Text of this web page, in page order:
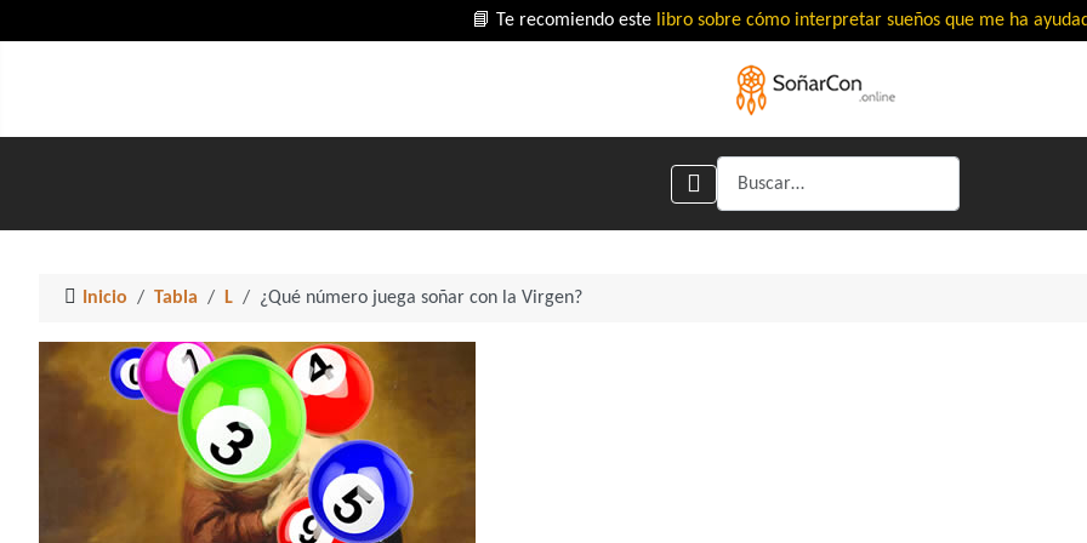
📘 Te recomiendo este libro sobre cómo interpretar sueños que me ha
Buscar
Inicio Tabla L ¿Qué número juega soñar con la Virgen?